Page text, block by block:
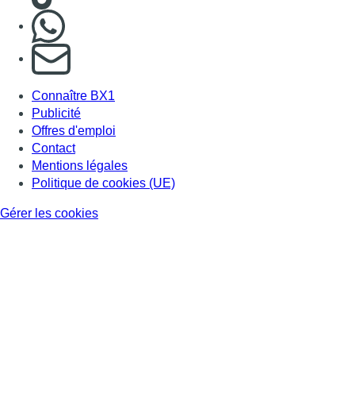
S'abonner à notre newsletter
Connaître BX1
Publicité
Offres d'emploi
Contact
Mentions légales
Politique de cookies (UE)
Gérer les cookies